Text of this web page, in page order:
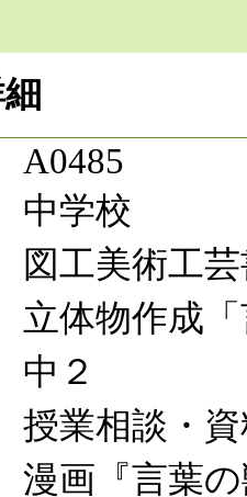
A0485
中学校
図工美術工
立体物作成
中２
授業相談・
漫画『言葉